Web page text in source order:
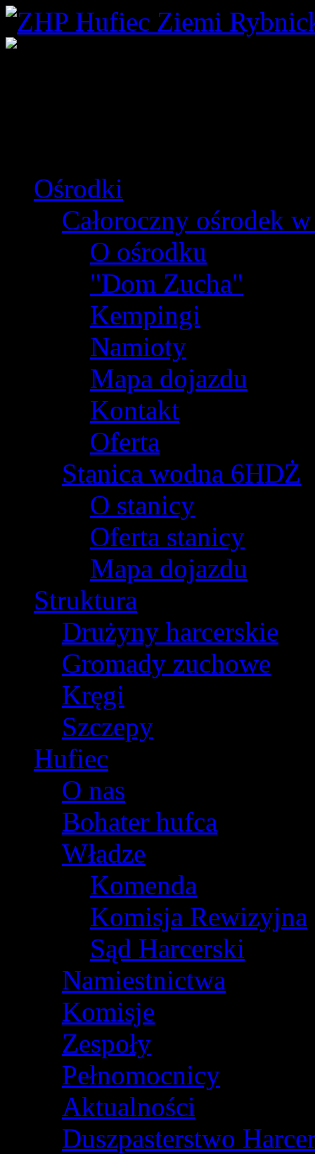
Ośrodki
Całoroczny ośrodek
O ośrodku
"Dom Zucha"
Kempingi
Namioty
Mapa dojazdu
Kontakt
Oferta
Stanica wodna 6HDŻ
O stanicy
Oferta stanicy
Mapa dojazdu
Struktura
Drużyny harcerskie
Gromady zuchowe
Kręgi
Szczepy
Hufiec
O nas
Bohater hufca
Władze
Komenda
Komisja Rewizyjna
Sąd Harcerski
Namiestnictwa
Komisje
Zespoły
Pełnomocnicy
Aktualności
Duszpasterstwo